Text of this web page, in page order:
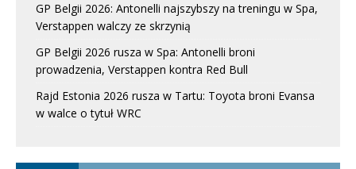
GP Belgii 2026: Antonelli najszybszy na treningu w Spa,
Verstappen walczy ze skrzynią
GP Belgii 2026 rusza w Spa: Antonelli broni
prowadzenia, Verstappen kontra Red Bull
Rajd Estonia 2026 rusza w Tartu: Toyota broni Evansa
w walce o tytuł WRC